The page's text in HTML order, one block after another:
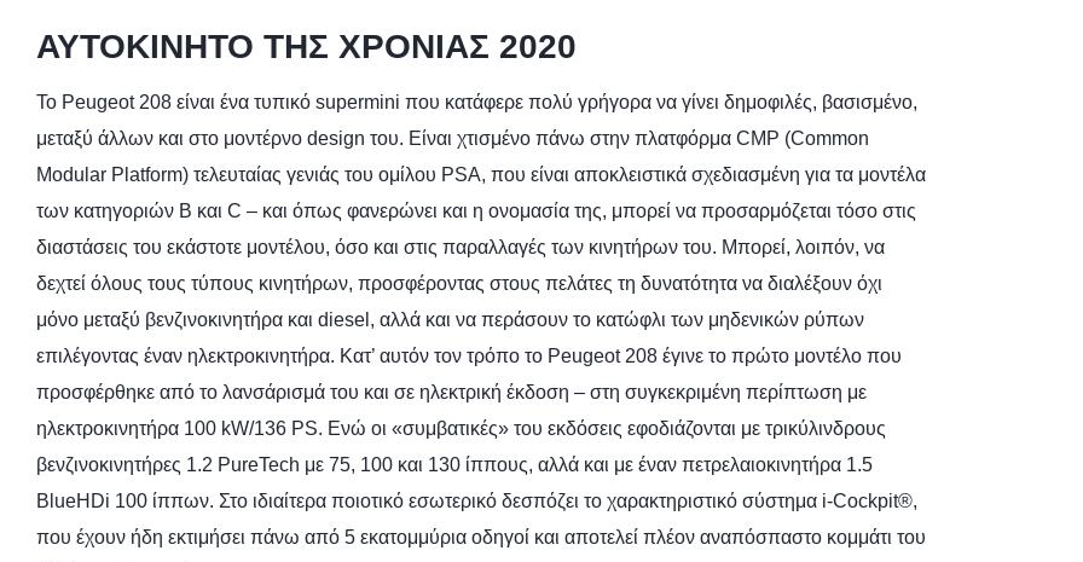
ΑΥΤΟΚΙΝΗΤΟ TΗΣ ΧΡΟΝΙΑΣ 2020
Το Peugeot 208 είναι ένα τυπικό supermini που κατάφερε πολύ γρήγορα να γίνει δημοφιλές, βασισμένο,
μεταξύ άλλων και στο μοντέρνο design του. Είναι χτισμένο πάνω στην πλατφόρμα CMP (Common
Modular Platform) τελευταίας γενιάς του ομίλου PSA, που είναι αποκλειστικά σχεδιασμένη για τα μοντέλα
των κατηγοριών B και C – και όπως φανερώνει και η ονομασία της, μπορεί να προσαρμόζεται τόσο στις
διαστάσεις του εκάστοτε μοντέλου, όσο και στις παραλλαγές των κινητήρων του. Μπορεί, λοιπόν, να
δεχτεί όλους τους τύπους κινητήρων, προσφέροντας στους πελάτες τη δυνατότητα να διαλέξουν όχι
μόνο μεταξύ βενζινοκινητήρα και diesel, αλλά και να περάσουν το κατώφλι των μηδενικών ρύπων
επιλέγοντας έναν ηλεκτροκινητήρα. Κατ’ αυτόν τον τρόπο το Peugeot 208 έγινε το πρώτο μοντέλο που
προσφέρθηκε από το λανσάρισμά του και σε ηλεκτρική έκδοση – στη συγκεκριμένη περίπτωση με
ηλεκτροκινητήρα 100 kW/136 PS. Ενώ οι «συμβατικές» του εκδόσεις εφοδιάζονται με τρικύλινδρους
βενζινοκινητήρες 1.2 PureTech με 75, 100 και 130 ίππους, αλλά και με έναν πετρελαιοκινητήρα 1.5
BlueHDi 100 ίππων. Στο ιδιαίτερα ποιοτικό εσωτερικό δεσπόζει το χαρακτηριστικό σύστημα i-Cockpit®,
που έχουν ήδη εκτιμήσει πάνω από 5 εκατομμύρια οδηγοί και αποτελεί πλέον αναπόσπαστο κομμάτι του